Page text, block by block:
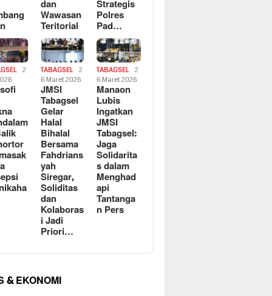
dan
Wawasan
Teritorial
Strategis
Polres
Pad…
2
TABAGSEL
2
6 Maret 2026
JMSI
Tabagsel
Gelar
Halal
Bihalal
Bersama
Fahdrians
yah
Siregar,
Soliditas
dan
Kolaboras
i Jadi
Priori…
TABAGSEL
2
6 Maret 2026
Manaon
Lubis
Ingatkan
JMSI
Tabagsel:
Jaga
Solidarita
s dalam
Menghad
api
Tantanga
n Pers
& EKONOMI